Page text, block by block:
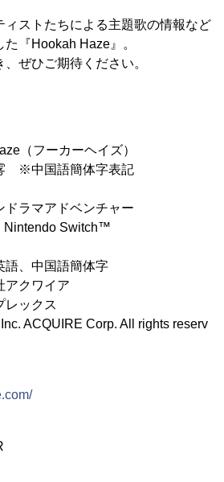
ィストたちによる主題歌の情報など
た『Hookah Haze』。
ぜひご期待ください。
（フーカーヘイズ）
語簡体字表記
ドラマアドベンチャー
Nintendo Switch™
語、中国語簡体字
アクワイア
レックス
ACQUIRE Corp. All rights reserv